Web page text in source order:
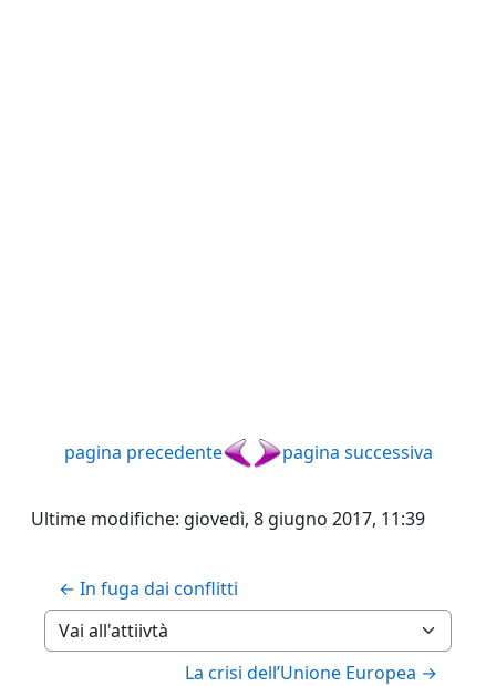
pagina precedente pagina successiva
Ultime modifiche: giovedì, 8 giugno 2017, 11:39
← In fuga dai conflitti
Vai all'attiivtà
La crisi dell’Unione Europea →